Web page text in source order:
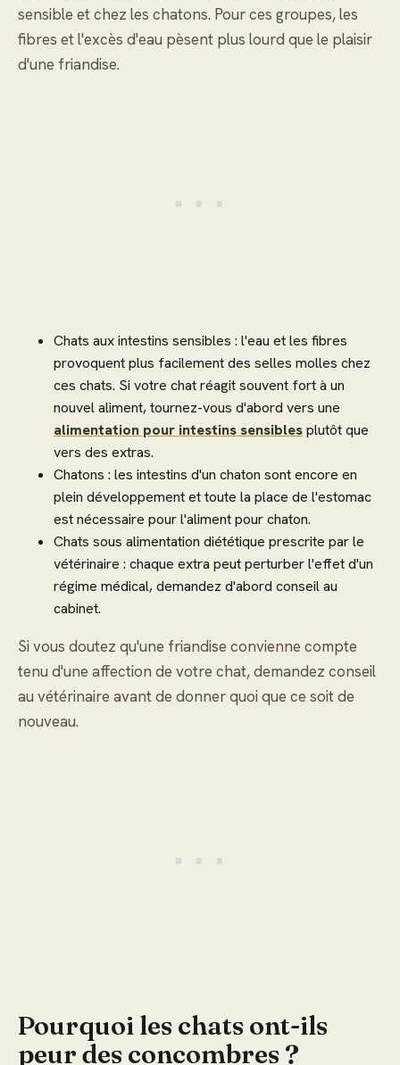
sensible et chez les chatons. Pour ces groupes, les
fibres et l'excès d'eau pèsent plus lourd que le plaisir
d'une friandise.
Chats aux intestins sensibles : l'eau et les fibres
provoquent plus facilement des selles molles chez
ces chats. Si votre chat réagit souvent fort à un
nouvel aliment, tournez-vous d'abord vers une
alimentation pour intestins sensiblesplutôt que
vers des extras.
Chatons : les intestins d'un chaton sont encore en
plein développement et toute la place de l'estomac
est nécessaire pour l'aliment pour chaton.
Chats sous alimentation diététique prescrite par le
vétérinaire : chaque extra peut perturber l'effet d'un
régime médical, demandez d'abord conseil au
cabinet.
Si vous doutez qu'une friandise convienne compte
tenu d'une affection de votre chat, demandez conseil
au vétérinaire avant de donner quoi que ce soit de
nouveau.
Pourquoi les chats ont-ils
peur des concombres ?